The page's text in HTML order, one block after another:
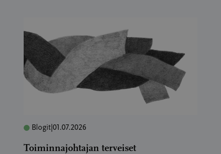
Blogit 01.07.2026
Toiminnajohtajan terveiset